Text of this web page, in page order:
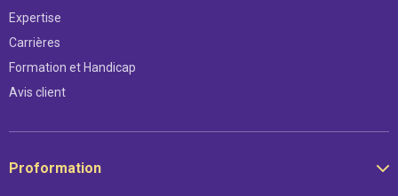
Expertise
Carrières
Formation et Handicap
Avis client
Proformation